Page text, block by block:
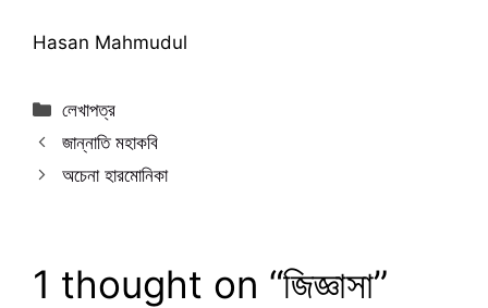
Hasan Mahmudul
Categories
লেখাপত্র
জান্নাতি মহাকবি
অচেনা হারমোনিকা
1 thought on “জিজ্ঞাসা”